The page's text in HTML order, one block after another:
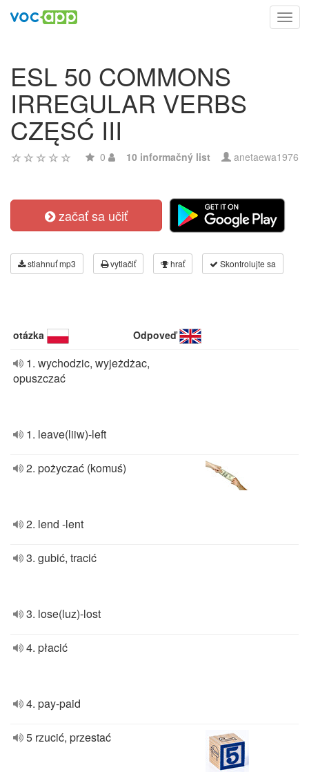
ESL 50 COMMONS
IRREGULAR VERBS
CZĘSĆ III
0 10 informačný list anetaewa1976
začať sa učiť
stiahnuť mp3 vytlačiť hrať Skontrolujte sa
otázka Odpoveď
1. wychodzic, wyjeżdżac,
opuszczać
1. leave(liiw)-left
2. pożyczać (komuś)
2. lend -lent
3. gubić, tracić
3. lose(luz)-lost
4. płacić
4. pay-paid
5 rzucić, przestać